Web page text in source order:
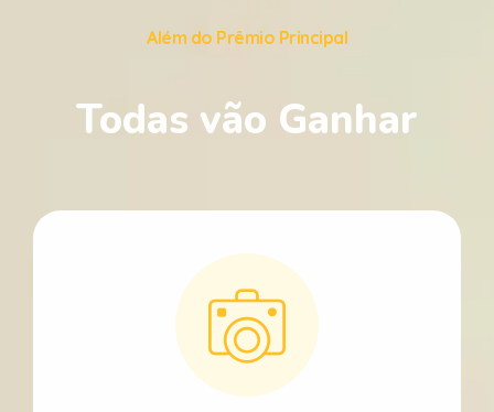
Além do Prêmio Principal
Todas vão Ganhar